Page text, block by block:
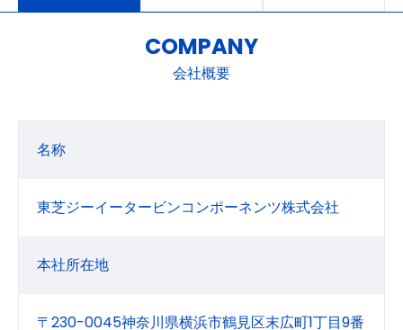
COMPANY
会社概要
名称
東芝ジーイータービンコンポーネンツ株式会社
本社所在地
〒230-0045神奈川県横浜市鶴見区末広町1丁目9番